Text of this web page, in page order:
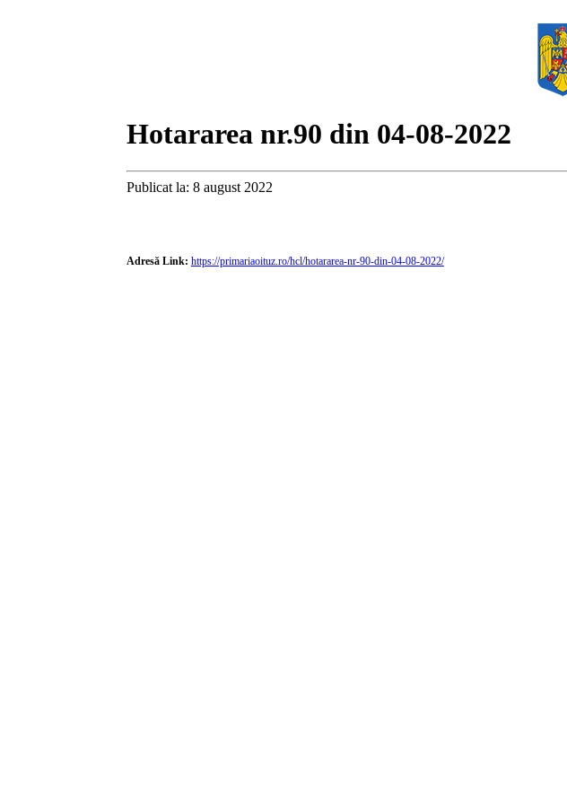
Hotararea nr.90 din 04-08-2022
Publicat la: 8 august 2022
Adresă Link: https://primariaoituz.ro/hcl/hotararea-nr-90-din-04-08-2022/